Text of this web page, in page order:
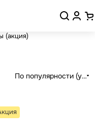
(акция)
По популярности